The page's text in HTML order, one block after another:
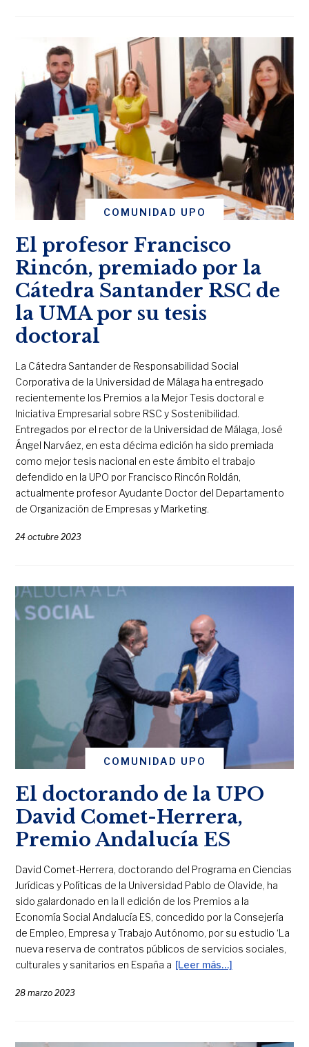
COMUNIDAD UPO
El profesor Francisco
Rincón, premiado por la
Cátedra Santander RSC de
la UMA por su tesis
doctoral
La Cátedra Santander de Responsabilidad Social
Corporativa de la Universidad de Málaga ha entregado
recientemente los Premios a la Mejor Tesis doctoral e
Iniciativa Empresarial sobre RSC y Sostenibilidad.
Entregados por el rector de la Universidad de Málaga, José
Ángel Narváez, en esta décima edición ha sido premiada
como mejor tesis nacional en este ámbito el trabajo
defendido en la UPO por Francisco Rincón Roldán,
actualmente profesor Ayudante Doctor del Departamento
de Organización de Empresas y Marketing.
24 octubre 2023
COMUNIDAD UPO
El doctorando de la UPO
David Comet-Herrera,
Premio Andalucía ES
David Comet-Herrera, doctorando del Programa en Ciencias
Jurídicas y Políticas de la Universidad Pablo de Olavide, ha
sido galardonado en la II edición de los Premios a la
Economía Social Andalucía ES, concedido por la Consejería
de Empleo, Empresa y Trabajo Autónomo, por su estudio ‘La
nueva reserva de contratos públicos de servicios sociales,
culturales y sanitarios en España a [Leer más…]
28 marzo 2023